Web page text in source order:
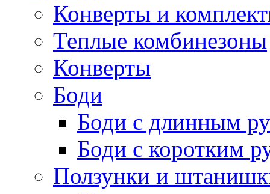
Конверты и
Теплые комбинезоны
Конверты
Боди
Боди с длинным
Боди с коротким
Ползунки и